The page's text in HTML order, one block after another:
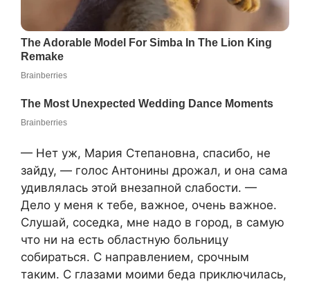
— Нет уж, Мария Степановна, спасибо, не
зайду, — голос Антонины дрожал, и она сама
удивлялась этой внезапной слабости. —
Дело у меня к тебе, важное, очень важное.
Слушай, соседка, мне надо в город, в самую
что ни на есть областную больницу
собираться. С направлением, срочным
таким. С глазами моими беда приключилась,